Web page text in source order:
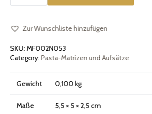
2]
RigataZur Wunschliste hinzufügen
SKU: MF002N053
Category: Pasta-Matrizen und Aufsätze
Gewicht 0,100 kg
Maße 5,5 × 5 × 2,5 cm